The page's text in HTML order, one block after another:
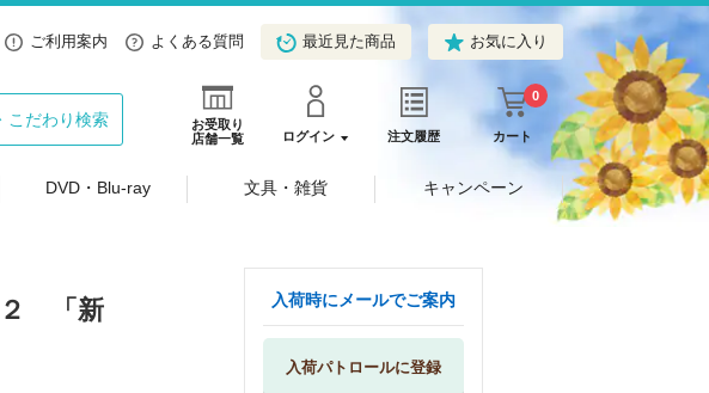
ご利用案内 よくある質問 最近見た商品 お気に入り
お受取り
店舗一覧
ログイン 注文履歴 カート
0
こだわり検索
DVD・Blu-ray 文具・雑貨 キャンペーン
「新
入荷時にメールでご案内
入荷パトロールに登録